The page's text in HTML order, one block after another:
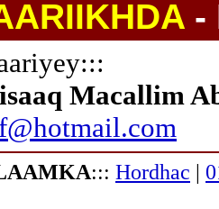
-
Macallim
::: Hordhac |